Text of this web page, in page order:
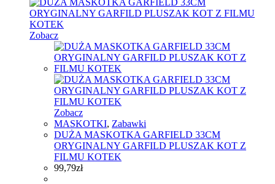
Zobacz
Zobacz
MASKOTKI, Zabawki
DUŻA MASKOTKA GARFIELD 33CM
ORYGINALNY GARFILD PLUSZAK KOT Z
FILMU KOTEK
99,79zł